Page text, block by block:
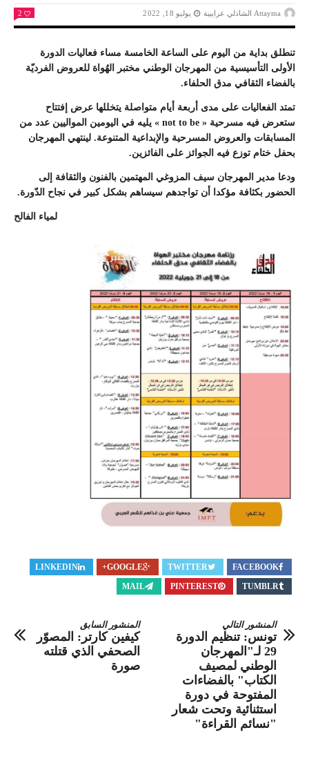
Attayma الشاذلي عرايبية يوليو 18, 2022 2
تنطلق بداية من اليوم على الساعة الخامسة مساء فعاليات الدورة
الأولى التأسيسية من المهرجان الوطني مختبر الهُواة للعروض الفرديّة
بالفضاء الثقافي مدق الحلفاء.
تمتد الفعاليات على مدى أربعة أيام متواصلة يتخللها عرض إفتتاح
ستعرض فيه مسرحية « not to be » يليه في اليومين المواليين عدد من
المسابقات والعروض المسرحية والإبداعية المتنوعة. لينتهي المهرجان
بحفل ختام توزع فيه الجوائز على الفائزين.
ودعا مدير المهرجان سيف المزوغي المهتمين بالفنون والثقافة إلى
الحضور بكثافة مؤكدا أن تواجدهم سيساهم بشكل كبير في نجاح الدّورة.
لمياء الفالح
FACEBOOK
TWITTER
GOOGLE+
LINKEDIN
TUMBLR
PINTEREST
MAIL
المنشور السابق
كيفين كارتر: المصوّر
الصحفي الذي قتلته
صورة
المنشور التالي
تونس: تنظيم الدورة
29 لـ"المهرجان
الوطني لمصيف
الكتاب" بالفضاءات
المفتوحة في دورة
استثنائية وتحت شعار
"نسائم القراءة"